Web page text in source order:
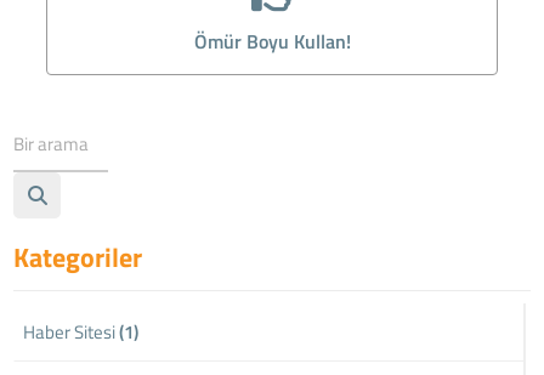
Ömür Boyu Kullan!
Kategoriler
Haber Sitesi(1)